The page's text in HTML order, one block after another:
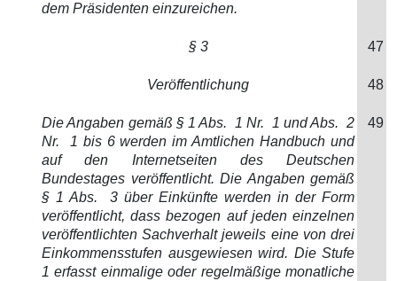
dem Präsidenten einzureichen.
§ 3 47
Veröffentlichung 48
Die Angaben gemäß § 1 Abs. 1 Nr. 1 und Abs. 2
Nr. 1 bis 6 werden im Amtlichen Handbuch und
auf den Internetseiten des Deutschen
Bundestages veröffentlicht. Die Angaben gemäß
§ 1 Abs. 3 über Einkünfte werden in der Form
veröffentlicht, dass bezogen auf jeden einzelnen
veröffentlichten Sachverhalt jeweils eine von drei
Einkommensstufen ausgewiesen wird. Die Stufe
1 erfasst einmalige oder regelmäßige monatliche
49